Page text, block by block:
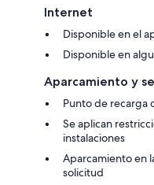
Internet
Disponible en el
Disponible en
Aparcamiento y
Punto de recarga
Se aplican
instalaciones
Aparcamiento en
solicitud